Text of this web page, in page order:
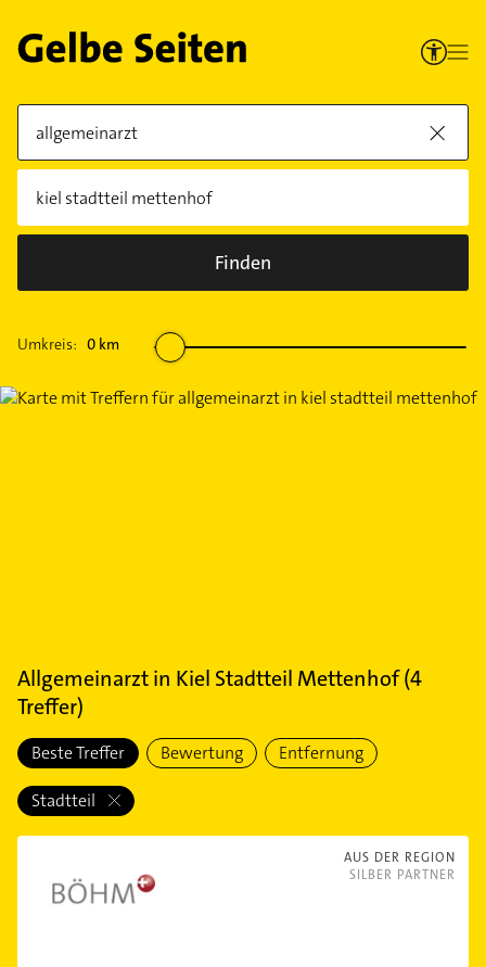
Finden
Umkreis: 0 km
Allgemeinarztin Kiel Stadtteil Mettenhof(4
Treffer)
Beste Treffer Bewertung Entfernung
Stadtteil
AUS DER REGION
SILBER PARTNER